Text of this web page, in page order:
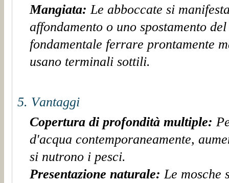
Mangiata: Le abboccate si
affondamento o uno spostamento
fondamentale ferrare prontamente
usano terminali sottili.
5. Vantaggi
Copertura di profondità multiple:
d'acqua contemporaneamente,
si nutrono i pesci.
Presentazione naturale: Le mosche